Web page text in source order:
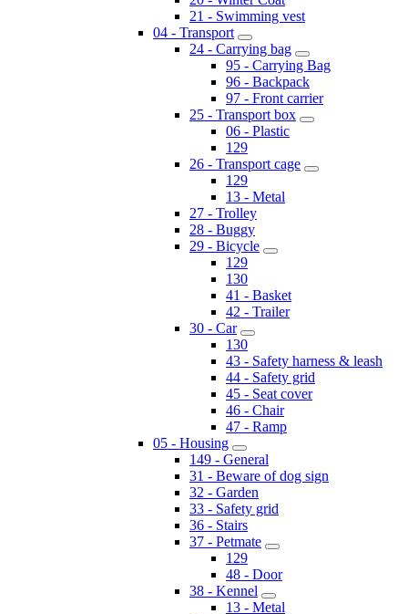
21 - Swimming vest
04 - Transport
24 - Carrying bag
95 - Carrying Bag
96 - Backpack
97 - Front carrier
25 - Transport box
06 - Plastic
129
26 - Transport cage
129
13 - Metal
27 - Trolley
28 - Buggy
29 - Bicycle
129
130
41 - Basket
42 - Trailer
30 - Car
130
43 - Safety harness & leash
44 - Safety grid
45 - Seat cover
46 - Chair
47 - Ramp
05 - Housing
149 - General
31 - Beware of dog sign
32 - Garden
33 - Safety grid
36 - Stairs
37 - Petmate
129
48 - Door
38 - Kennel
13 - Metal